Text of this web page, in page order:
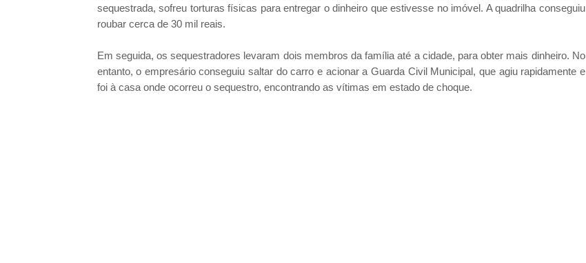
sequestrada, sofreu torturas físicas para entregar o dinheiro que estivesse no imóvel. A quadrilha conseguiu
roubar cerca de 30 mil reais.
Em seguida, os sequestradores levaram dois membros da família até a cidade, para obter mais dinheiro. No
entanto, o empresário conseguiu saltar do carro e acionar a Guarda Civil Municipal, que agiu rapidamente e
foi à casa onde ocorreu o sequestro, encontrando as vítimas em estado de choque.